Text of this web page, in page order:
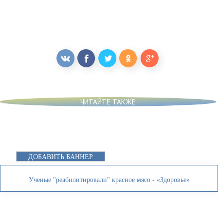
ЧИТАЙТЕ ТАКЖЕ
ДОБАВИТЬ БАННЕР
Ученые "реабилитировали" красное мясо - «Здоровье»